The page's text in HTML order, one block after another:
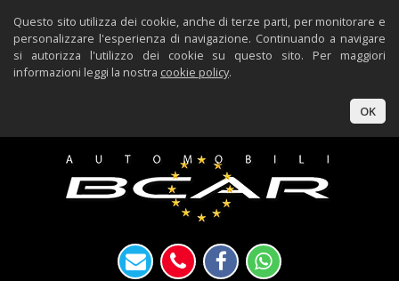
Questo sito utilizza dei cookie, anche di terze parti, per monitorare e
personalizzare l'esperienza di navigazione. Continuando a navigare
si autorizza l'utilizzo dei cookie su questo sito. Per maggiori
informazioni leggi la nostra cookie policy.
OK